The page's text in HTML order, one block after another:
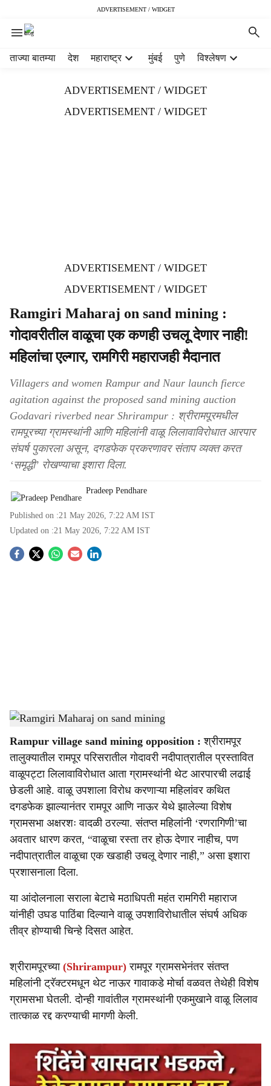
ADVERTISEMENT / WIDGET
ताज्या बातम्या देश महाराष्ट्र मुंबई पुणे विश्लेषण
ADVERTISEMENT / WIDGET
ADVERTISEMENT / WIDGET
ADVERTISEMENT / WIDGET
ADVERTISEMENT / WIDGET
Ramgiri Maharaj on sand mining :
गोदावरीतील वाळूचा एक कणही उचलू देणार नाही!
महिलांचा एल्गार, रामगिरी महाराजही मैदानात
Villagers and women Rampur and Naur launch fierce
agitation against the proposed sand mining auction
Godavari riverbed near Shrirampur : श्रीरामपूरमधील
रामपूरच्या ग्रामस्थांनी आणि महिलांनी वाळू लिलावाविरोधात आरपार
संघर्ष पुकारला असून, दगडफेक प्रकरणावर संताप व्यक्त करत
‘समृद्धी’ रोखण्याचा इशारा दिला.
Pradeep Pendhare
Published on :21 May 2026, 7:22 AM IST
Updated on :21 May 2026, 7:22 AM IST
S
a
r
e
Ramgiri Maharaj on sand mining-Sarkarnama
Rampur village sand mining opposition : ​श्रीरामपूर
तालुक्यातील रामपूर परिसरातील गोदावरी नदीपात्रातील प्रस्तावित
वाळूपट्टा लिलावाविरोधात आता ग्रामस्थांनी थेट आरपारची लढाई
छेडली आहे. वाळू उपशाला विरोध करणाऱ्या महिलांवर कथित
दगडफेक झाल्यानंतर रामपूर आणि नाऊर येथे झालेल्या विशेष
ग्रामसभा अक्षरशः वादळी ठरल्या. संतप्त महिलांनी ‘रणरागिणी’चा
अवतार धारण करत, “वाळूचा रस्ता तर होऊ देणार नाहीच, पण
नदीपात्रातील वाळूचा एक खडाही उचलू देणार नाही,” असा इशारा
प्रशासनाला दिला.
या आंदोलनाला सराला बेटाचे मठाधिपती महंत रामगिरी महाराज
यांनीही उघड पाठिंबा दिल्याने वाळू उपशाविरोधातील संघर्ष अधिक
तीव्र होण्याची चिन्हे दिसत आहेत.
श्रीरामपूरच्या (Shrirampur) रामपूर ग्रामसभेनंतर संतप्त
महिलांनी ट्रॅक्टरमधून थेट नाऊर गावाकडे मोर्चा वळवत तेथेही विशेष
ग्रामसभा घेतली. दोन्ही गावांतील ग्रामस्थांनी एकमुखाने वाळू लिलाव
तात्काळ रद्द करण्याची मागणी केली.